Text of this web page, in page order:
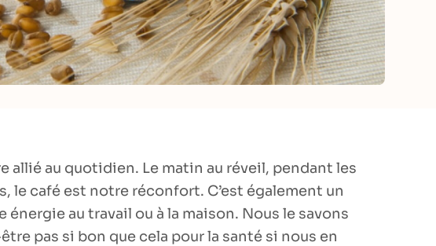
allié au quotidien. Le matin au réveil, pendant les
le café est notre réconfort. C’est également un
au travail ou à la maison. Nous le savons
pas si bon que cela pour la santé si nous en